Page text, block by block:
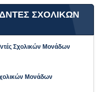
ΣΧΟΛΙΚΩΝ
ντές Σχολικών Μονάδων
Μονάδων